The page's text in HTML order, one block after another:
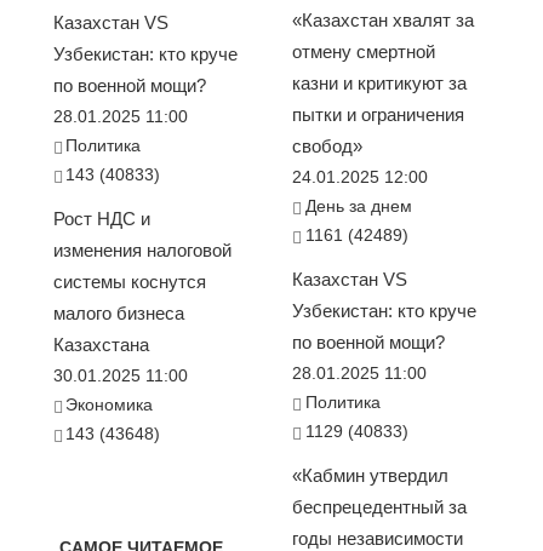
Казахстан VS
Узбекистан: кто круче
по военной мощи?
28.01.2025 11:00
Политика
143 (40833)
Рост НДС и
изменения налоговой
системы коснутся
малого бизнеса
Казахстана
30.01.2025 11:00
Экономика
143 (43648)
«Казахстан хвалят за
отмену смертной
казни и критикуют за
пытки и ограничения
свобод»
24.01.2025 12:00
День за днем
1161 (42489)
Казахстан VS
Узбекистан: кто круче
по военной мощи?
28.01.2025 11:00
Политика
1129 (40833)
«Кабмин утвердил
беспрецедентный за
годы независимости